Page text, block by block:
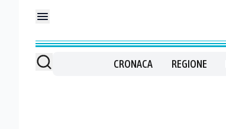
CRONACA REGIONE